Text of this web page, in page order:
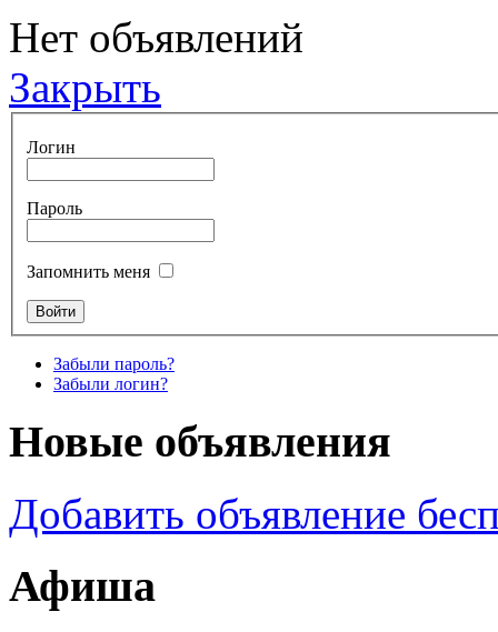
Нет объявлений
Закрыть
Логин
Пароль
Запомнить меня
Забыли пароль?
Забыли логин?
Новые объявления
Добавить объявление
Афиша